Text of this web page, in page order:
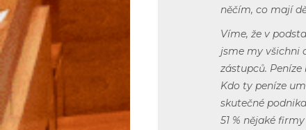
něčím, co mají
Víme, že v
jsme my všichni
zástupců.
Kdo ty peníze
skutečné
51 % nějaké